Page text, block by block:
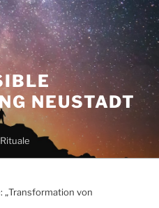
NEUSTADT
„Transformation von